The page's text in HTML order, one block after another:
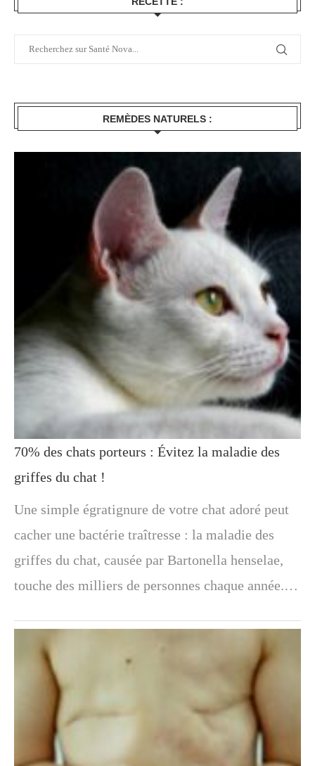
REMÈDES NATURELS :
70% des chats porteurs : Évitez la maladie des
griffes du chat !
Une simple égratignure de votre chat adoré peut
cacher une bactérie traîtresse : la maladie des
griffes du chat, causée par Bartonella henselae,
touche des milliers de personnes chaque année.…